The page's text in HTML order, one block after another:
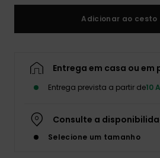
Adicionar ao cesto
Entrega em casa ou
Entrega prevista a partir de10
Consulte a
Selecione um tamanho